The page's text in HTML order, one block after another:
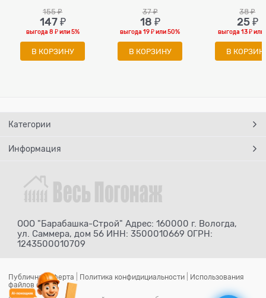
155 ₽
147 ₽
выгода 8 ₽или5%
В КОРЗИНУ
37 ₽
18 ₽
выгода19 ₽или50%
В КОРЗИНУ
38 ₽
25 ₽
выгода 13 ₽или
В
Категории
Информация
ООО "Барабашка-Строй" Адрес: 160000 г. Вологда,
ул. Саммера, дом 56 ИНН: 3500010669 ОГРН:
1243500010709
Публичная оферта Политика конфидициальности
Использования
файлов cookie